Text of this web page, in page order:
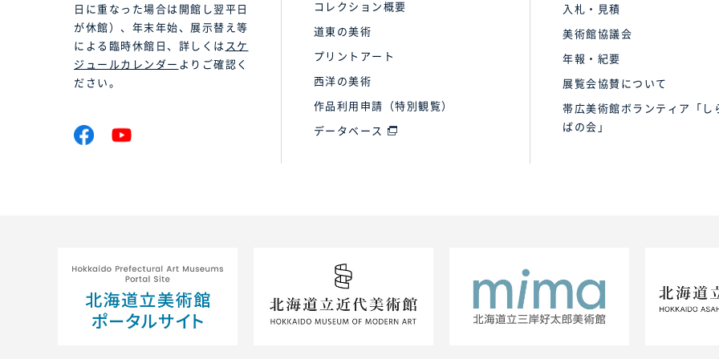
日に重なった場合は開館し翌平日
が休館）、年末年始、展示替え等
による臨時休館日、詳しくは スケ
ジュールカレンダー よりご確認く
ださい。
コレクション概要
道東の美術
プリントアート
西洋の美術
作品利用申請（特別観覧）
データベース
入札・見積
美術館協議会
年報・紀要
展覧会協賛について
帯広美術館ボランティア「し
ばの会」